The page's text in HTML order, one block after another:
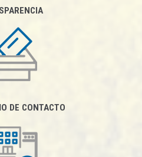
DE CONTACTO